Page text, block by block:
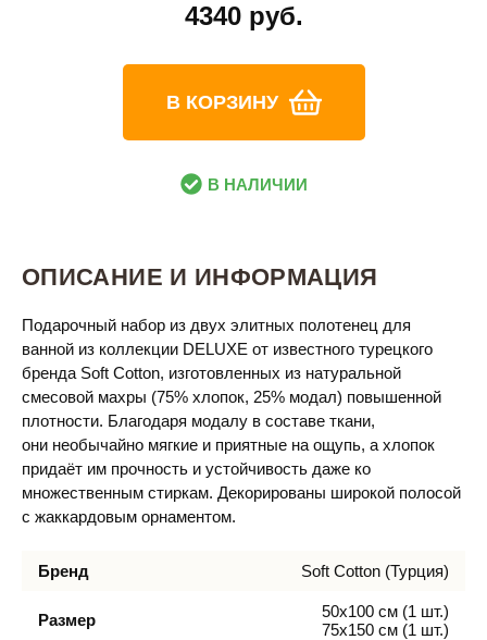
4340 руб.
В КОРЗИНУ
В НАЛИЧИИ
ОПИСАНИЕ И ИНФОРМАЦИЯ
Подарочный набор из двух элитных полотенец для
ванной из коллекции DELUXE от известного турецкого
бренда Soft Cotton, изготовленных из натуральной
смесовой махры (75% хлопок, 25% модал) повышенной
плотности. Благодаря модалу в составе ткани,
они необычайно мягкие и приятные на ощупь, а хлопок
придаёт им прочность и устойчивость даже ко
множественным стиркам. Декорированы широкой полосой
с жаккардовым орнаментом.
Бренд Soft Cotton (Турция)
Размер
50х100 см (1 шт.)
75х150 см (1 шт.)